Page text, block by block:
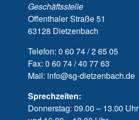
Geschäftsstelle
Offenthaler Straße 51
63128 Dietzenbach
Telefon: 0 60 74 / 2 65 05
Fax: 0 60 74 / 40 77 63
Mail: info@sg-dietzenbach.de
Sprechzeiten:
Donnerstag: 09.00 – 13.00 Uhr